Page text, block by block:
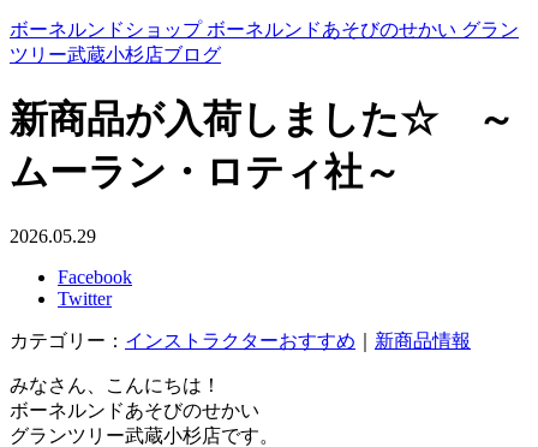
ボーネルンドショップ ボーネルンドあそびのせかい グラン
ツリー武蔵小杉店ブログ
新商品が入荷しました☆ ～
ムーラン・ロティ社～
2026.05.29
Facebook
Twitter
カテゴリー： インストラクターおすすめ 新商品情報
みなさん、こんにちは！
ボーネルンドあそびのせかい
グランツリー武蔵小杉店です。